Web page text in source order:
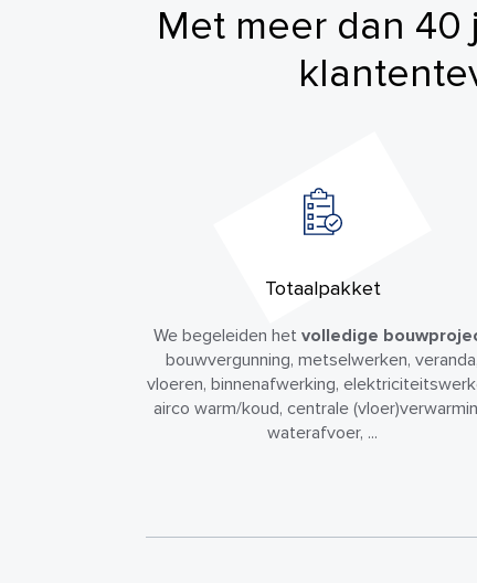
Met meer dan 40
Totaalpakket
We begeleiden het volledige
bouwvergunning, metselwerken, veranda,
vloeren, binnenafwerking,
airco warm/koud, centrale
waterafvoer, ...